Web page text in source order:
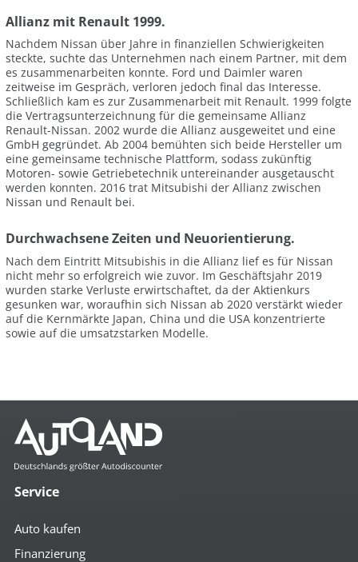
Allianz mit Renault 1999.
Nachdem Nissan über Jahre in finanziellen Schwierigkeiten
steckte, suchte das Unternehmen nach einem Partner, mit dem
es zusammenarbeiten konnte. Ford und Daimler waren
zeitweise im Gespräch, verloren jedoch final das Interesse.
Schließlich kam es zur Zusammenarbeit mit Renault. 1999 folgte
die Vertragsunterzeichnung für die gemeinsame Allianz
Renault-Nissan. 2002 wurde die Allianz ausgeweitet und eine
GmbH gegründet. Ab 2004 bemühten sich beide Hersteller um
eine gemeinsame technische Plattform, sodass zukünftig
Motoren- sowie Getriebetechnik untereinander ausgetauscht
werden konnten. 2016 trat Mitsubishi der Allianz zwischen
Nissan und Renault bei.
Durchwachsene Zeiten und Neuorientierung.
Nach dem Eintritt Mitsubishis in die Allianz lief es für Nissan
nicht mehr so erfolgreich wie zuvor. Im Geschäftsjahr 2019
wurden starke Verluste erwirtschaftet, da der Aktienkurs
gesunken war, woraufhin sich Nissan ab 2020 verstärkt wieder
auf die Kernmärkte Japan, China und die USA konzentrierte
sowie auf die umsatzstarken Modelle.
Service
Auto kaufen
Finanzierung